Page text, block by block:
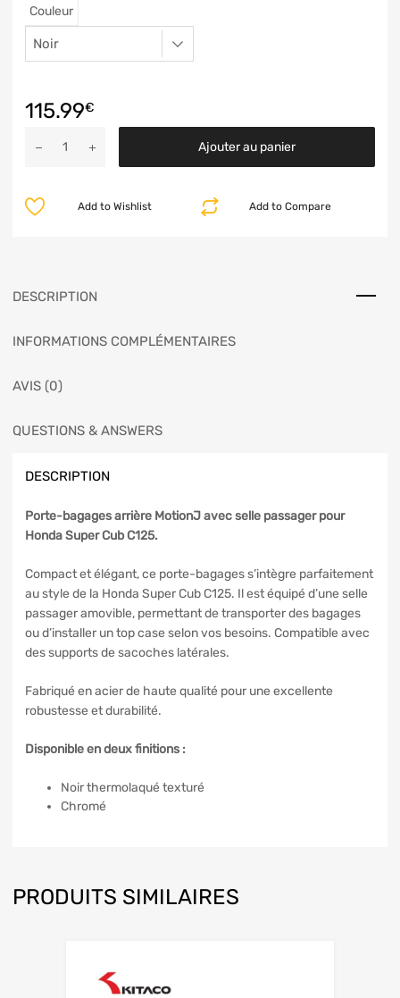
Couleur
115.99€
Ajouter au panier
Add to Compare
Add to Wishlist
DESCRIPTION
INFORMATIONS COMPLÉMENTAIRES
AVIS (0)
QUESTIONS & ANSWERS
DESCRIPTION
Porte-bagages arrière MotionJ avec selle passager pour
Honda Super Cub C125.
Compact et élégant, ce porte-bagages s’intègre parfaitement
au style de la Honda Super Cub C125. Il est équipé d’une selle
passager amovible, permettant de transporter des bagages
ou d’installer un top case selon vos besoins. Compatible avec
des supports de sacoches latérales.
Fabriqué en acier de haute qualité pour une excellente
robustesse et durabilité.
Disponible en deux finitions :
Noir thermolaqué texturé
Chromé
PRODUITS SIMILAIRES